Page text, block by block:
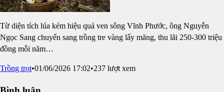
Từ diện tích lúa kém hiệu quả ven sông Vĩnh Phước, ông Nguyễn
Ngọc Sang chuyển sang trồng tre vàng lấy măng, thu lãi 250-300 triệu
đồng mỗi năm…
Trồng trọt•01/06/2026 17:02•237 lượt xem